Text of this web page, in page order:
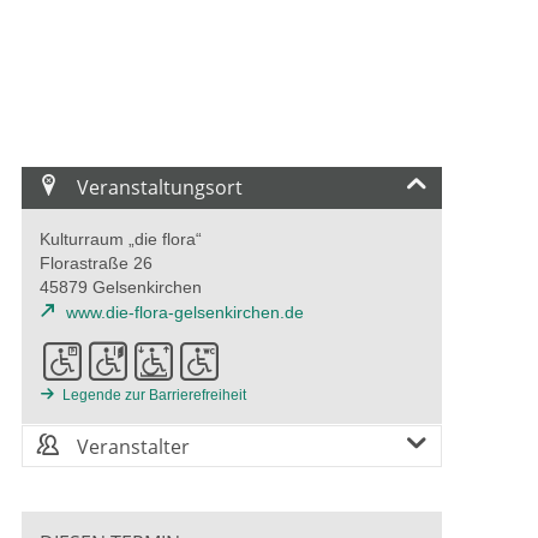
Veranstaltungsort
Kulturraum „die flora“
Florastraße 26
45879 Gelsenkirchen
www.die-flora-gelsenkirchen.de
Legende zur Barrierefreiheit
Veranstalter